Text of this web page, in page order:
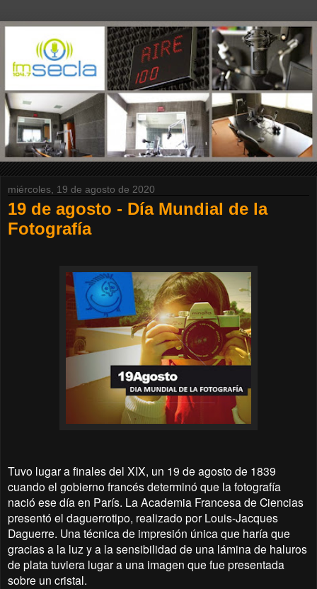
miércoles, 19 de agosto de 2020
19 de agosto - Día Mundial de la
Fotografía
Tuvo lugar a finales del XIX, un 19 de agosto de 1839
cuando el gobierno francés determinó que la fotografía
nació ese día en París. La Academia Francesa de Ciencias
presentó el daguerrotipo, realizado por Louis-Jacques
Daguerre. Una técnica de impresión única que haría que
gracias a la luz y a la sensibilidad de una lámina de haluros
de plata tuviera lugar a una imagen que fue presentada
sobre un cristal.